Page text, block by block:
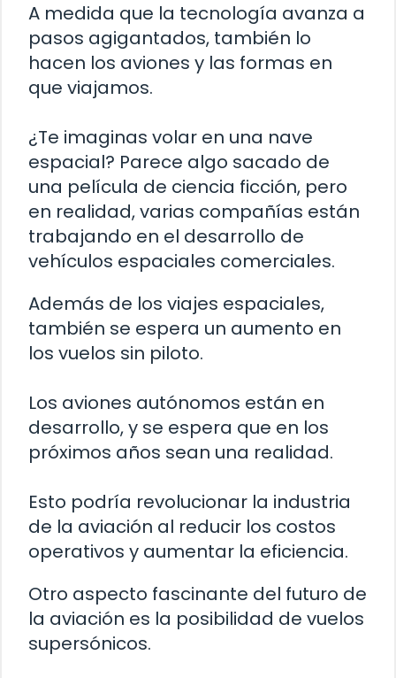
A medida que la tecnología avanza a
pasos agigantados, también lo
hacen los aviones y las formas en
que viajamos.
¿Te imaginas volar en una nave
espacial? Parece algo sacado de
una película de ciencia ficción, pero
en realidad, varias compañías están
trabajando en el desarrollo de
vehículos espaciales comerciales.
Además de los viajes espaciales,
también se espera un aumento en
los vuelos sin piloto.
Los aviones autónomos están en
desarrollo, y se espera que en los
próximos años sean una realidad.
Esto podría revolucionar la industria
de la aviación al reducir los costos
operativos y aumentar la eficiencia.
Otro aspecto fascinante del futuro de
la aviación es la posibilidad de vuelos
supersónicos.